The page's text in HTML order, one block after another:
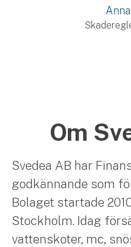
Om
Svedea AB har
godkännande som
Bolaget startade
Stockholm. Idag
vattenskoter, mc,